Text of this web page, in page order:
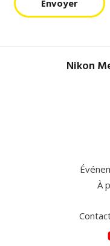
Envoyer
Nikon
À